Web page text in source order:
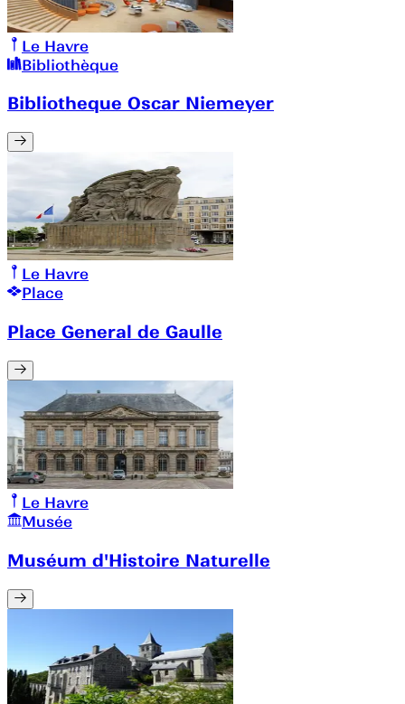
Le Havre
Bibliothèque
Bibliotheque Oscar Niemeyer
Le Havre
Place
Place General de Gaulle
Le Havre
Musée
Muséum d'Histoire Naturelle